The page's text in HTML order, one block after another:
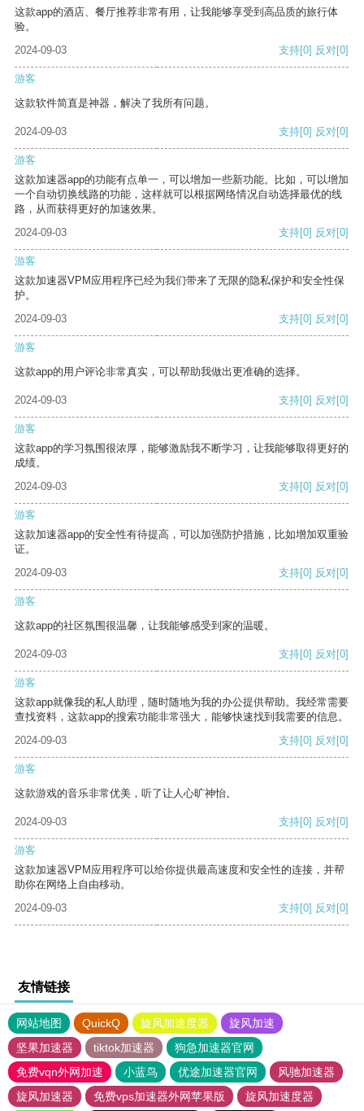
这款app的酒店、餐厅推荐非常有用，让我能够享受到高品质的旅行体
验。
2024-09-03
支持[0] 反对[0]
游客
这款软件简直是神器，解决了我所有问题。
2024-09-03 支持[0] 反对[0]
游客
这款加速器app的功能有点单一，可以增加一些新功能。比如，可以增加
一个自动切换线路的功能，这样就可以根据网络情况自动选择最优的线
路，从而获得更好的加速效果。
2024-09-03
支持[0] 反对[0]
游客
这款加速器VPM应用程序已经为我们带来了无限的隐私保护和安全性保
护。
2024-09-03
支持[0] 反对[0]
游客
这款app的用户评论非常真实，可以帮助我做出更准确的选择。
2024-09-03 支持[0] 反对[0]
游客
这款app的学习氛围很浓厚，能够激励我不断学习，让我能够取得更好的
成绩。
2024-09-03
支持[0] 反对[0]
游客
这款加速器app的安全性有待提高，可以加强防护措施，比如增加双重验
证。
2024-09-03
支持[0] 反对[0]
游客
这款app的社区氛围很温馨，让我能够感受到家的温暖。
2024-09-03 支持[0] 反对[0]
游客
这款app就像我的私人助理，随时随地为我的办公提供帮助。我经常需要
查找资料，这款app的搜索功能非常强大，能够快速找到我需要的信息。
2024-09-03
支持[0] 反对[0]
游客
这款游戏的音乐非常优美，听了让人心旷神怡。
2024-09-03 支持[0] 反对[0]
游客
这款加速器VPM应用程序可以给你提供最高速度和安全性的连接，并帮
助你在网络上自由移动。
2024-09-03
支持[0] 反对[0]
友情链接
网站地图 QuickQ 旋风加速度器
旋风加速
坚果加速器
tiktok加速器
狗急加速器官网
免费vqn外网加速
小蓝鸟 优途加速器官网
风驰加速器
旋风加速器
免费vps加速器外网苹果版 旋风加速度器